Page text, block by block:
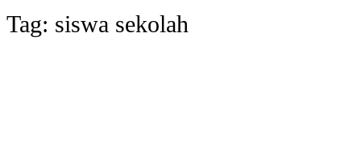
Tag: siswa sekolah